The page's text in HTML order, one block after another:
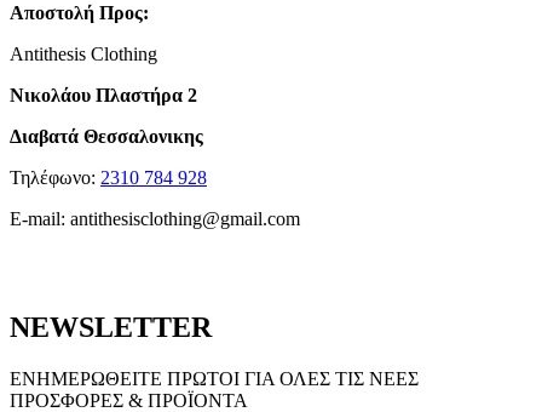
Αποστολή Προς:
Antithesis Clothing
Νικολάου Πλαστήρα 2
Διαβατά Θεσσαλονικης
Τηλέφωνο: 2310 784 928
E-mail: antithesisclothing@gmail.com
NEWSLETTER
ΕΝΗΜΕΡΩΘΕΙΤΕ ΠΡΩΤΟΙ ΓΙΑ ΟΛΕΣ ΤΙΣ ΝΕΕΣ
ΠΡΟΣΦΟΡΕΣ & ΠΡΟΪΟΝΤΑ